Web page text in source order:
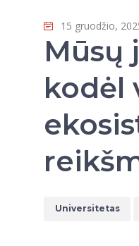
15 gruodžio,
Mūsų
kodėl
Universitetas